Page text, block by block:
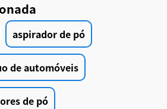
aspirador de pó
de automóveis
de pó